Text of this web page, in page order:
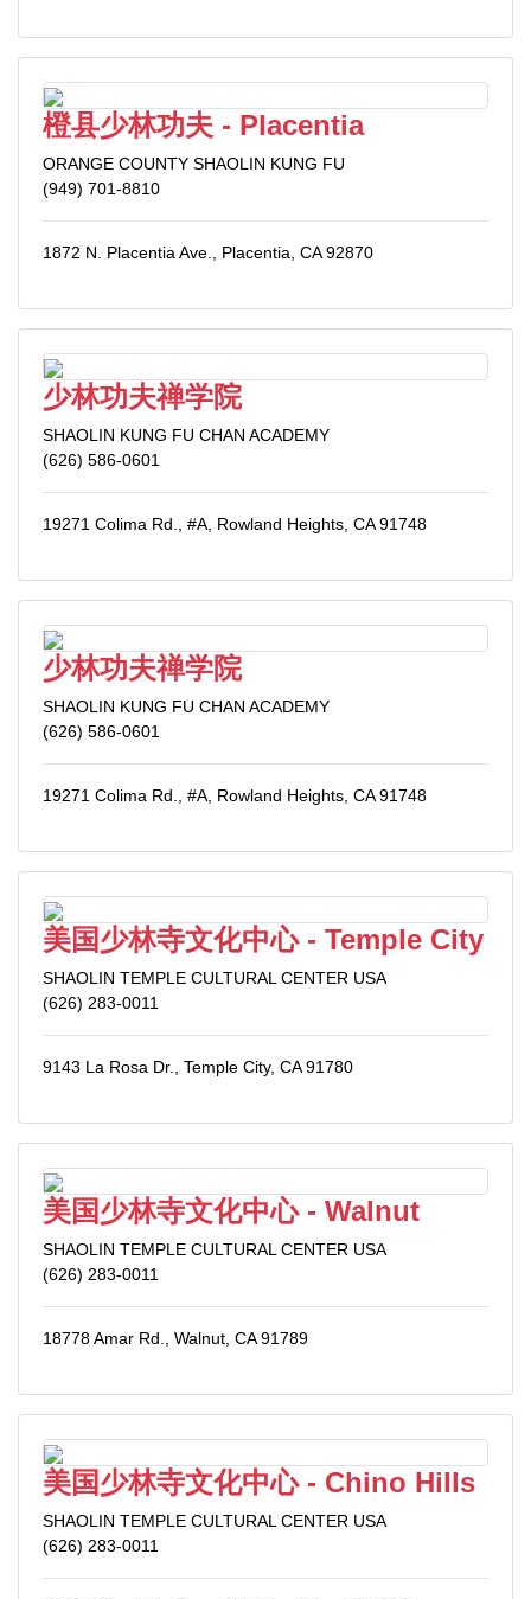
橙县少林功夫 - Placentia
ORANGE COUNTY SHAOLIN KUNG FU
(949) 701-8810
1872 N. Placentia Ave., Placentia, CA 92870
少林功夫禅学院
SHAOLIN KUNG FU CHAN ACADEMY
(626) 586-0601
19271 Colima Rd., #A, Rowland Heights, CA 91748
少林功夫禅学院
SHAOLIN KUNG FU CHAN ACADEMY
(626) 586-0601
19271 Colima Rd., #A, Rowland Heights, CA 91748
美国少林寺文化中心 - Temple City
SHAOLIN TEMPLE CULTURAL CENTER USA
(626) 283-0011
9143 La Rosa Dr., Temple City, CA 91780
美国少林寺文化中心 - Walnut
SHAOLIN TEMPLE CULTURAL CENTER USA
(626) 283-0011
18778 Amar Rd., Walnut, CA 91789
美国少林寺文化中心 - Chino Hills
SHAOLIN TEMPLE CULTURAL CENTER USA
(626) 283-0011